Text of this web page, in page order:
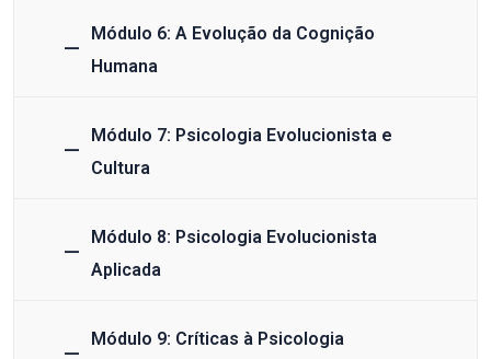
Módulo 6: A Evolução da Cognição
Humana
Módulo 7: Psicologia Evolucionista e
Cultura
Módulo 8: Psicologia Evolucionista
Aplicada
Módulo 9: Críticas à Psicologia